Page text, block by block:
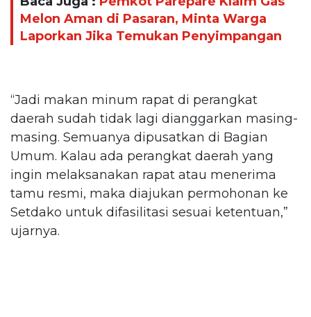
Melon Aman di Pasaran, Minta Warga
Laporkan Jika Temukan Penyimpangan
“Jadi makan minum rapat di perangkat
daerah sudah tidak lagi dianggarkan masing-
masing. Semuanya dipusatkan di Bagian
Umum. Kalau ada perangkat daerah yang
ingin melaksanakan rapat atau menerima
tamu resmi, maka diajukan permohonan ke
Setdako untuk difasilitasi sesuai ketentuan,”
ujarnya.